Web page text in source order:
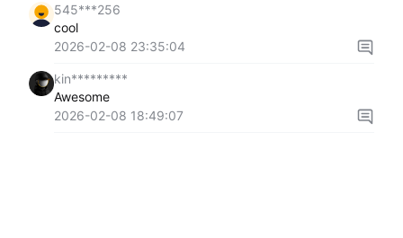
545***256
cool
2026-02-08 23:35:04
kin*********
Awesome
2026-02-08 18:49:07